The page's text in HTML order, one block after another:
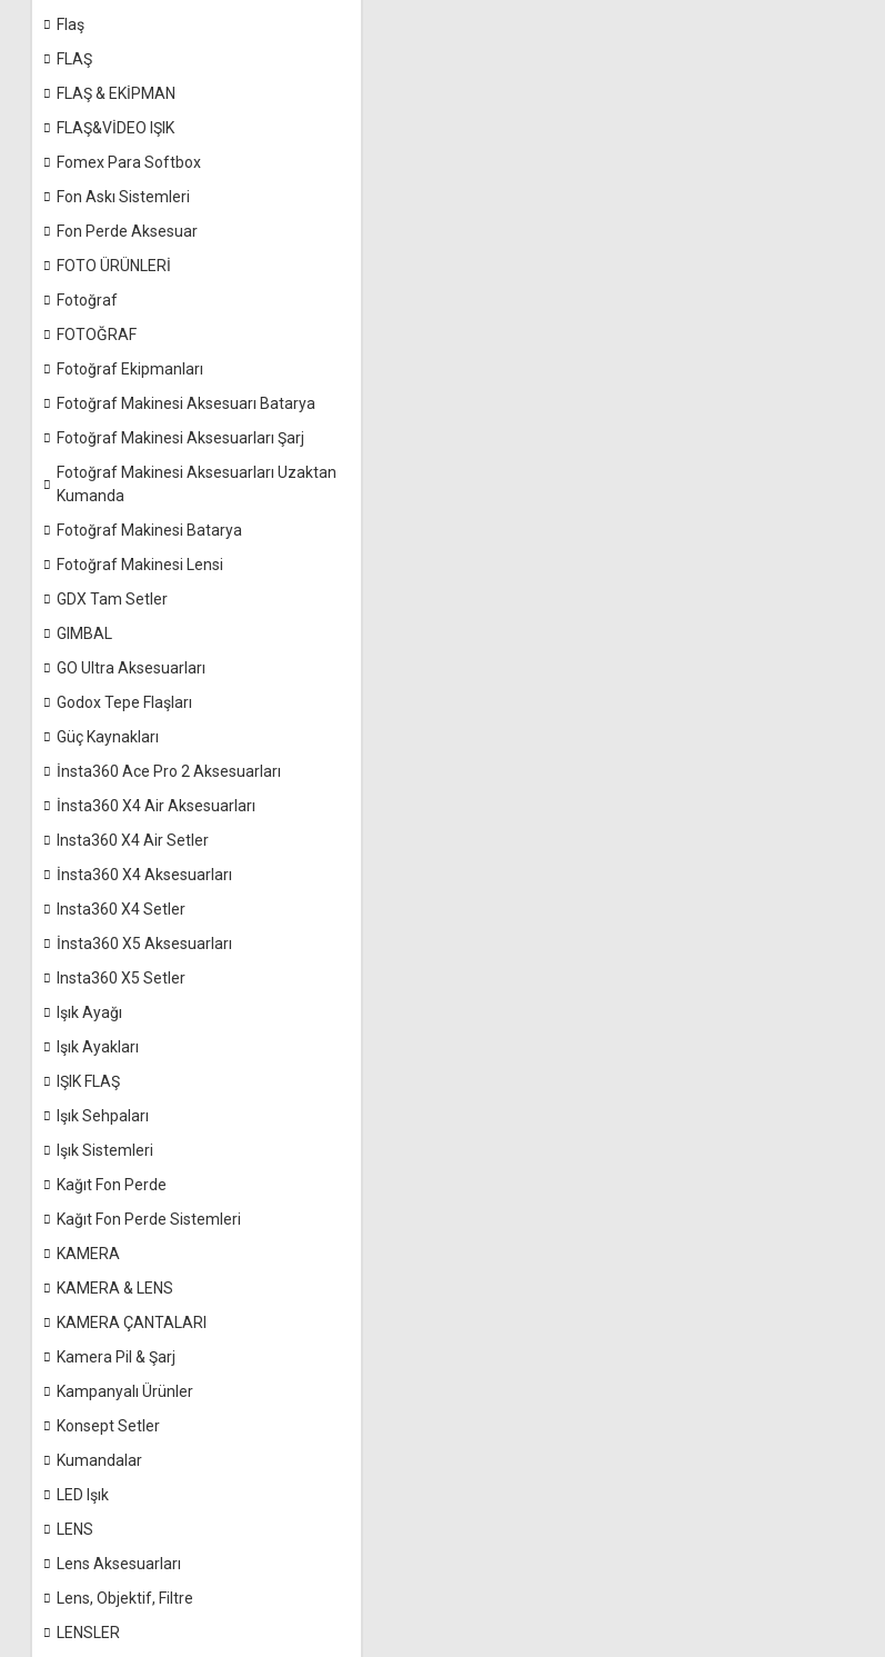
Flaş
FLAŞ
FLAŞ & EKİPMAN
FLAŞ&VİDEO IŞIK
Fomex Para Softbox
Fon Askı Sistemleri
Fon Perde Aksesuar
FOTO ÜRÜNLERİ
Fotoğraf
FOTOĞRAF
Fotoğraf Ekipmanları
Fotoğraf Makinesi Aksesuarı Batarya
Fotoğraf Makinesi Aksesuarları Şarj
Fotoğraf Makinesi Aksesuarları Uzaktan
Kumanda
Fotoğraf Makinesi Batarya
Fotoğraf Makinesi Lensi
GDX Tam Setler
GIMBAL
GO Ultra Aksesuarları
Godox Tepe Flaşları
Güç Kaynakları
İnsta360 Ace Pro 2 Aksesuarları
İnsta360 X4 Air Aksesuarları
Insta360 X4 Air Setler
İnsta360 X4 Aksesuarları
Insta360 X4 Setler
İnsta360 X5 Aksesuarları
Insta360 X5 Setler
Işık Ayağı
Işık Ayakları
IŞIK FLAŞ
Işık Sehpaları
Işık Sistemleri
Kağıt Fon Perde
Kağıt Fon Perde Sistemleri
KAMERA
KAMERA & LENS
KAMERA ÇANTALARI
Kamera Pil & Şarj
Kampanyalı Ürünler
Konsept Setler
Kumandalar
LED Işık
LENS
Lens Aksesuarları
Lens, Objektif, Filtre
LENSLER